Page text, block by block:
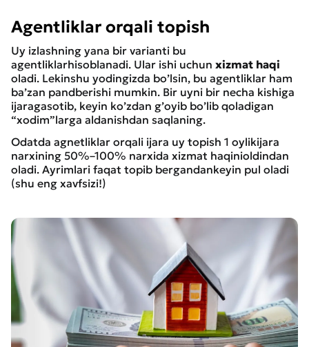
Agentliklar orqali topish
Uy izlashning yana bir varianti bu
agentliklarhisoblanadi. Ular ishi uchun xizmat haqi
oladi. Lekinshu yodingizda bo’lsin, bu agentliklar ham
ba’zan pandberishi mumkin. Bir uyni bir necha kishiga
ijaragasotib, keyin ko’zdan g’oyib bo’lib qoladigan
“xodim”larga aldanishdan saqlaning.
Odatda agnetliklar orqali ijara uy topish 1 oylikijara
narxining 50%–100% narxida xizmat haqinioldindan
oladi. Ayrimlari faqat topib bergandankeyin pul oladi
(shu eng xavfsizi!)